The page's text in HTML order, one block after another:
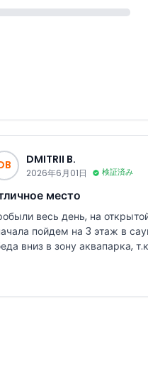
DMITRII B.
2026年6月01日 検証済み
место
весь день, на
пойдем на 3 этаж в